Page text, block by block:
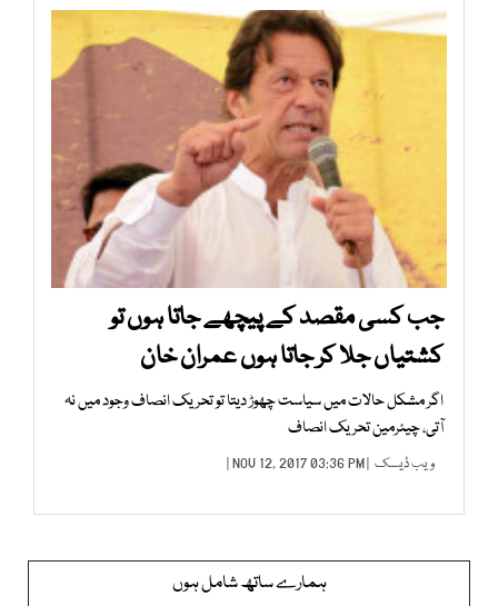
جب کسی مقصد کے پیچھے جاتا ہوں تو
کشتیاں جلا کر جاتا ہوں عمران خان
اگر مشکل حالات میں سیاست چھوڑ دیتا تو تحریک انصاف وجود میں نہ
آتی، چیئرمین تحریک انصاف
ویب ڈیسک | NOV 12, 2017 03:36 PM |
ہمارے ساتھ شامل ہوں